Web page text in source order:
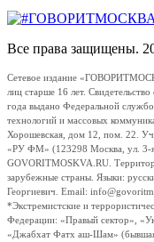
Все права защищены.
Сетевое издание
лиц старше 16 лет.
года выдано Федеральной
технологий и массовых
Хорошевская, дом 12, пом. 22.
«РУ ФМ» (123298 Москва, ул. 3-
GOVORITMOSKVA.RU.
зарубежные страны. Языки:
Георгиевич. Email:
*Экстремистские и
Федерации: «Правый сектор»,
«Джабхат Фатх аш-Шам»